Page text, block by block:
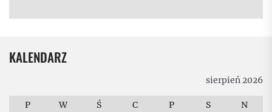
KALENDARZ
sierpień 2026
P W Ś C P S
N